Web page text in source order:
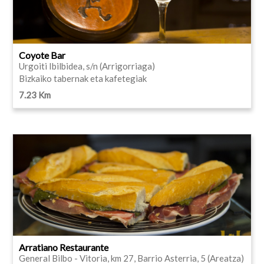
Coyote Bar
Urgoiti Ibilbidea, s/n (Arrigorriaga)
Bizkaiko tabernak eta kafetegiak
7.23 Km
Arratiano Restaurante
General Bilbo - Vitoria, km 27, Barrio Asterria, 5 (Areatza)